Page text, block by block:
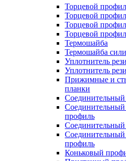
Торцевой
Торцевой
Торцевой
Торцевой
Термошайба
Термошайба
Уплотнитель
Уплотнитель
Прижимные и
планки
профиль
профиль
Коньковый